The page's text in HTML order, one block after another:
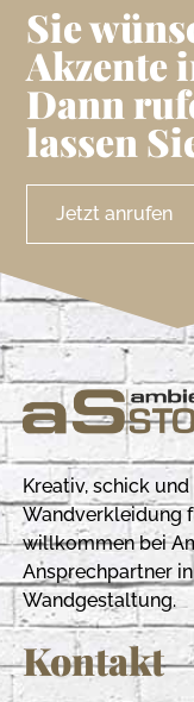
Sie
Akzente
Dann
lassen
Jetzt anrufen
Kreativ, schick
Wandverkleidung
willkommen bei
Ansprechpartner
Wandgestaltung.
Kontakt